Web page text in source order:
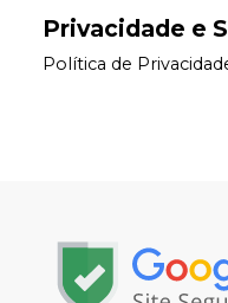
Privacidade e
Política de